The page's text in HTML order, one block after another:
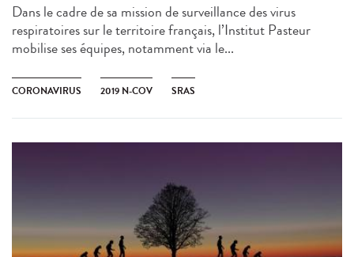
Dans le cadre de sa mission de surveillance des virus
respiratoires sur le territoire français, l’Institut Pasteur
mobilise ses équipes, notamment via le...
CORONAVIRUS 2019 N-COV SRAS